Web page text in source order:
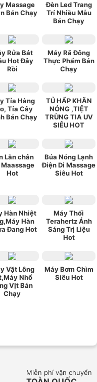
Massage
Bán Chạy
Đèn Led Trang
Trí Nhiều Mẫu
Bán Chạy
Rửa Bát
Hot Đây
Rồi
Máy Rã Đông
Thực Phẩm Bán
Chạy
Tỉa Hàng
Tỉa Cây
Bán Chạy
TỦ HẤP KHĂN
NÓNG ,TIỆT
TRÙNG TIA UV
SIÊU HOT
Lăn chân
Maassage
Hot
Búa Nóng Lạnh
Điện Di Massage
Siêu Hot
Hàn Nhiệt
Hàn
Đang Hot
Máy Thổi
Terahertz Ánh
Sáng Trị Liệu
Hot
Vặt Lông
Nhổ
VỊt Bán
Chạy
Máy Bơm Chìm
Siêu Hot
Miễn phí vận chuyển